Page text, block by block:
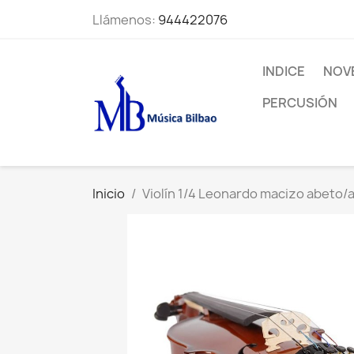
Llámenos: 944422076
INDICE
PERCUSIÓN
Inicio Violín 1/4 Leonardo macizo abeto/